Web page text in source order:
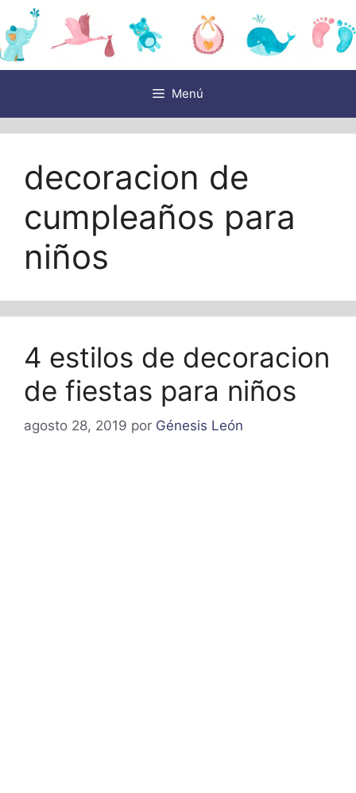
Saltar
al
contenido
Menú
decoracion de
cumpleaños para
niños
4 estilos de decoracion
de fiestas para niños
agosto 28, 2019 por Génesis León